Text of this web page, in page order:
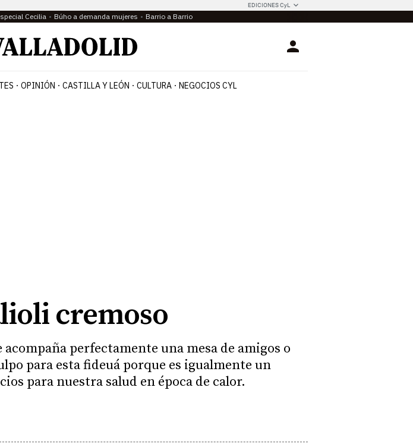
EDICIONES CyL
Cecilia Búho a demanda mujeres Barrio a Barrio
Login
OPINIÓN CASTILLA Y LEÓN CULTURA NEGOCIOS CYL
cremoso
perfectamente una mesa de amigos o
para esta fideuá porque es igualmente un
para nuestra salud en época de calor.